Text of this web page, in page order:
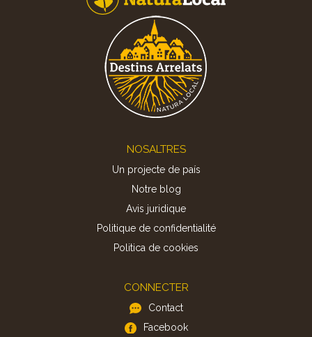
NOSALTRES
Un projecte de país
Notre blog
Avis juridique
Politique de confidentialité
Politica de cookies
CONNECTER
Contact
Facebook